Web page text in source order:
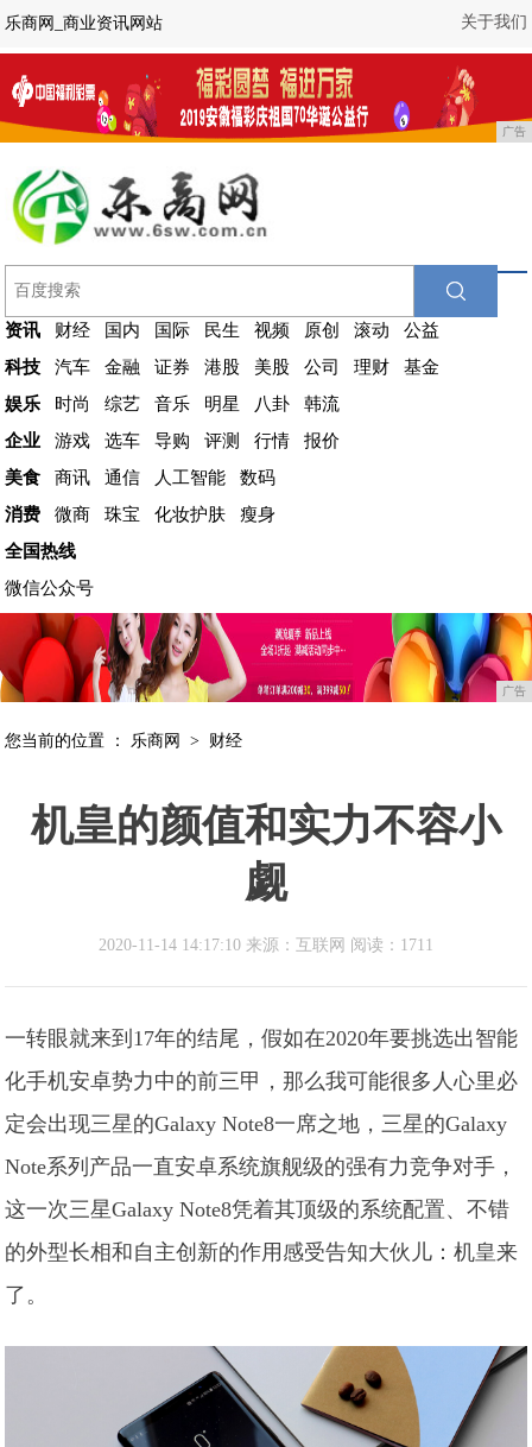
关于我们
乐商网_商业资讯网站
广告
资讯 财经 国内 国际 民生 视频 原创 滚动
公益
科技
汽车 金融 证券 港股 美股 公司 理财
基金
娱乐
时尚 综艺 音乐 明星 八卦
韩流
企业
游戏 选车 导购 评测 行情
报价
美食
商讯 通信 人工智能
数码
消费
微商 珠宝 化妆护肤
瘦身
全国热线
微信公众号
广告
您当前的位置 ： 乐商网 > 财经
机皇的颜值和实力不容小
觑
2020-11-14 14:17:10 来源：互联网 阅读：1711
一转眼就来到17年的结尾，假如在2020年要挑选出智能
化手机安卓势力中的前三甲，那么我可能很多人心里必
定会出现三星的Galaxy Note8一席之地，三星的Galaxy
Note系列产品一直安卓系统旗舰级的强有力竞争对手，
这一次三星Galaxy Note8凭着其顶级的系统配置、不错
的外型长相和自主创新的作用感受告知大伙儿：机皇来
了。